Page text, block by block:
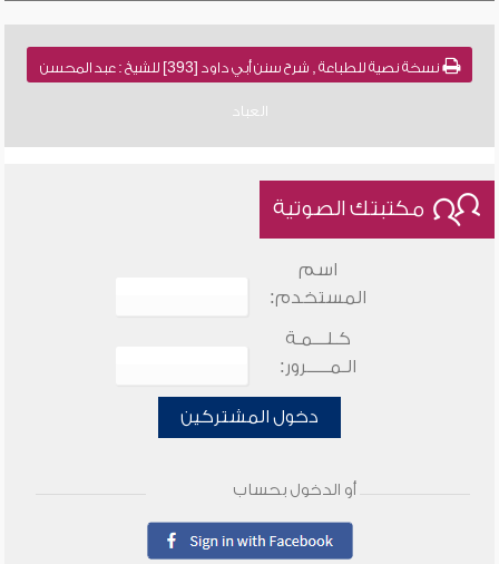
نسخة نصية للطباعة , شرح سنن أبي داود [393] للشيخ : عبد المحسن
العباد
مكتبتك الصوتية
اسم
المستخدم:
كـلـــمـة
الـمـــــرور:
دخول المشتركين
أو الدخول بحساب